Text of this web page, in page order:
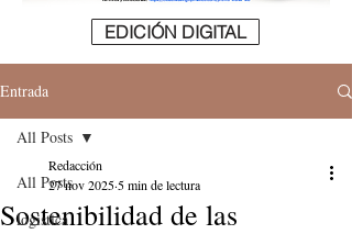
EDICIÓN DIGITAL
Entrada
All Posts
logistica
All Posts
Sostenibilidad de las
Redacción
27 nov 2025 5 min de lectura